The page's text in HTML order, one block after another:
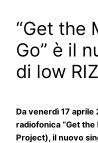
“Get the
Go” è il
di low
Da venerdì 17
radiofonica “Get the
Project), il nuovo